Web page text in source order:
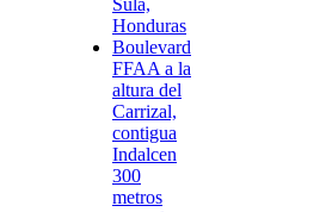
Sula,
Honduras
Boulevard
FFAA a la
altura del
Carrizal,
contigua
Indalcen
300
metros